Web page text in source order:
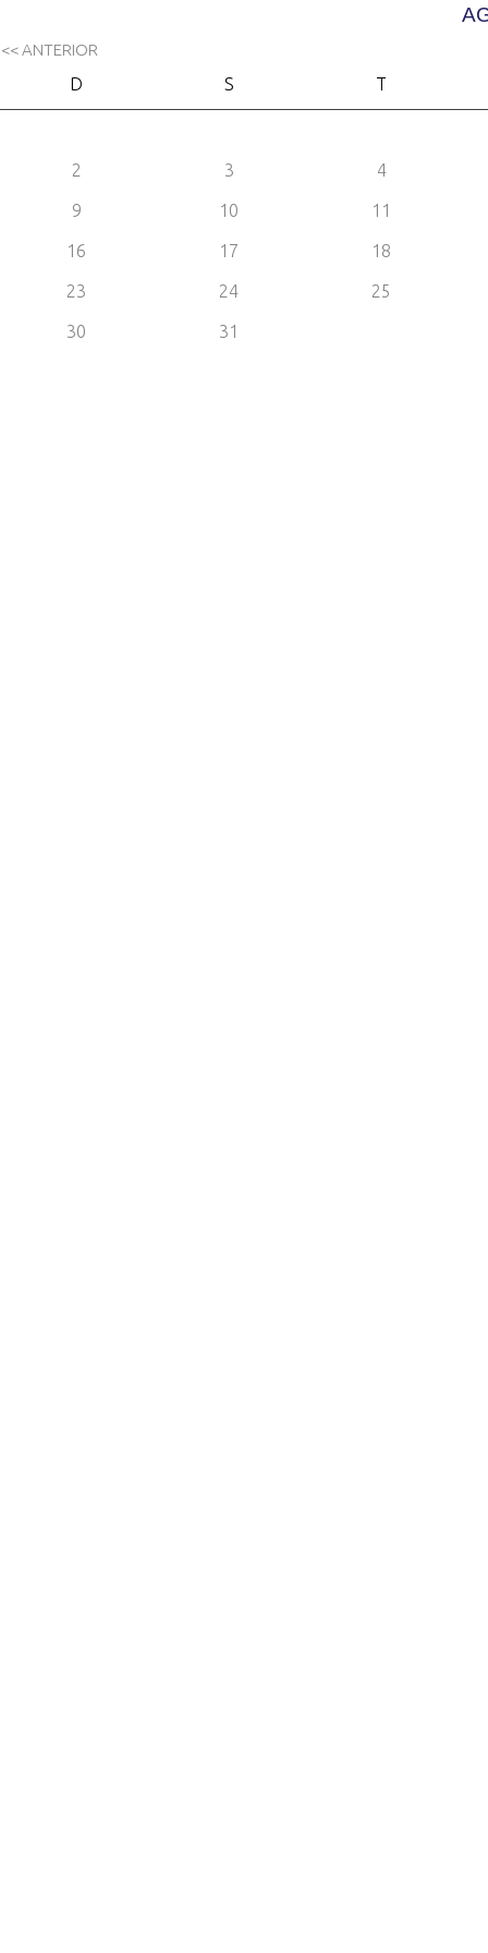
<< ANTERIOR
D S T
2 3 4
9 10 11
16 17 18
23 24 25
30 31